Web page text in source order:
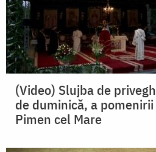
(Video) Slujba de
de duminică, a
Pimen cel Mare